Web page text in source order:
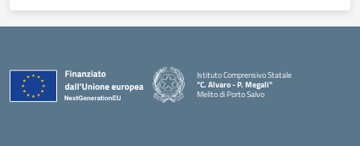
Istituto Comprensivo Statale
"C. Alvaro - P. Megali"
Melito di Porto Salvo